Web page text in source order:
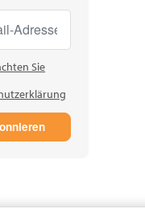
Abonnieren
Abonnieren
Sie